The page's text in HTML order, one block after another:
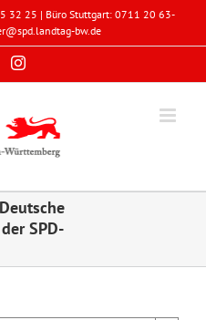
32 25 | Büro Stuttgart: 0711 20 63-
bw.de
Instagram
SPD-